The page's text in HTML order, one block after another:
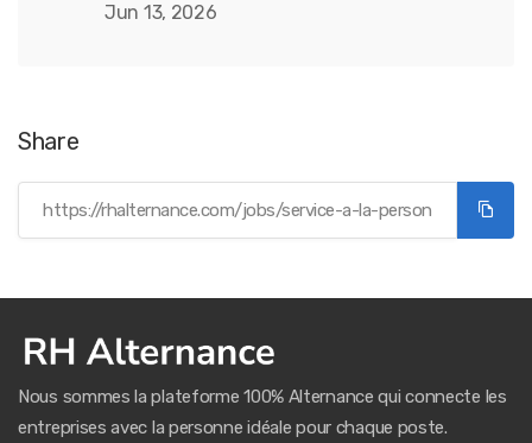
Jun 13, 2026
Share
Nous sommes la plateforme 100% Alternance qui connecte les
entreprises avec la personne idéale pour chaque poste.